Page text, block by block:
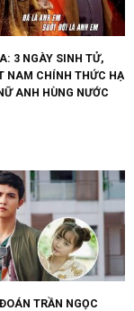
3 NGÀY SINH TỬ,
NAM CHÍNH THỨC HẠ
ANH HÙNG NƯỚC
TRẦN NGỌC